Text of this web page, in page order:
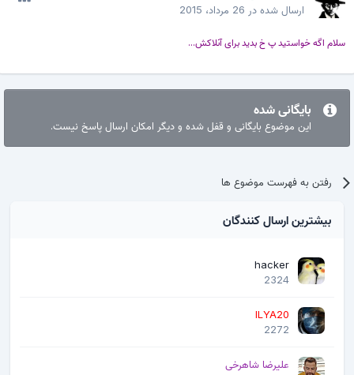
ارسال شده در26 مرداد، 2015
سلام اگه خواستید پ خ بدید برای آنلاکش...
بایگانی شده
این موضوع بایگانی و قفل شده و دیگر امکان ارسال پاسخ نیست.
رفتن به فهرست موضوع ها
بیشترین ارسال کنندگان
hacker
2324
ILYA20
2272
علیرضا شاهرخی